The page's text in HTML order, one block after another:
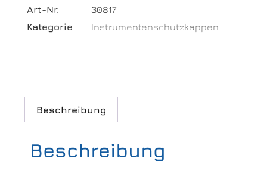
Art-Nr.
30817
Kategorie
Instrumentenschutzkappen
Beschreibung
Beschreibung